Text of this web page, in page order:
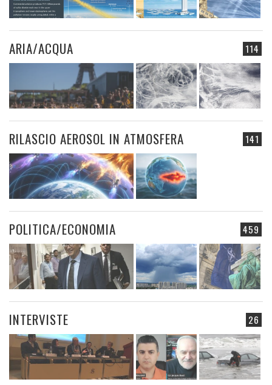
114
ARIA/ACQUA
141
RILASCIO AEROSOL IN ATMOSFERA
459
POLITICA/ECONOMIA
26
INTERVISTE